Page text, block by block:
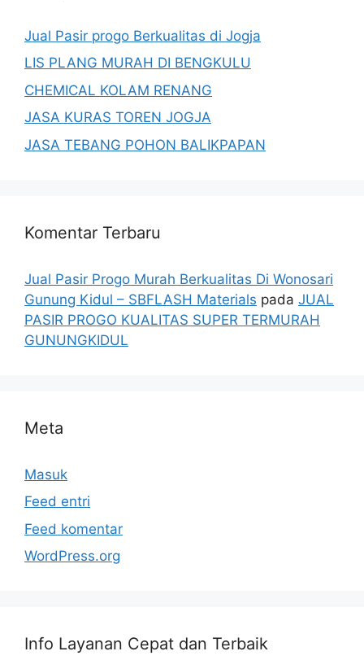
Jual Pasir progo Berkualitas di Jogja
LIS PLANG MURAH DI BENGKULU
CHEMICAL KOLAM RENANG
JASA KURAS TOREN JOGJA
JASA TEBANG POHON BALIKPAPAN
Komentar Terbaru
Jual Pasir Progo Murah Berkualitas Di Wonosari
Gunung Kidul – SBFLASH Materials pada JUAL
PASIR PROGO KUALITAS SUPER TERMURAH
GUNUNGKIDUL
Meta
Masuk
Feed entri
Feed komentar
WordPress.org
Info Layanan Cepat dan Terbaik